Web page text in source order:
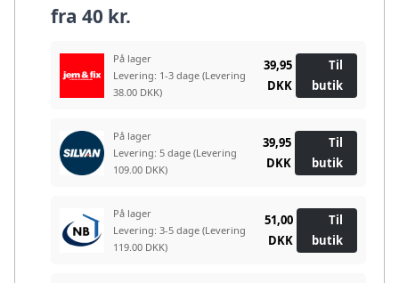
fra 40 kr.
På lager
Levering: 1-3 dage (Levering
38.00 DKK)
39,95
DKK
Til
butik
På lager
Levering: 5 dage (Levering
109.00 DKK)
39,95
DKK
Til
butik
På lager
Levering: 3-5 dage (Levering
119.00 DKK)
51,00
DKK
Til
butik